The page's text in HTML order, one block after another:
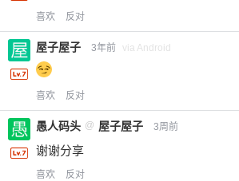
喜欢 反对
屋子屋子 3年前 via Android
喜欢 反对
愚人码头 @ 屋子屋子 3周前
谢谢分享
喜欢 反对